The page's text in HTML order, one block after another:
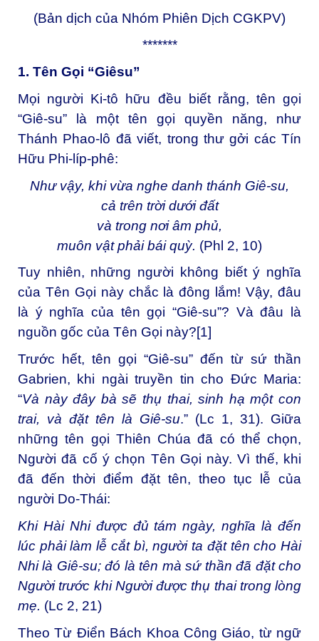
(Bản dịch của Nhóm Phiên Dịch CGKPV)
*******
1. Tên Gọi “Giêsu”
Mọi người Ki-tô hữu đều biết rằng, tên gọi
“Giê-su” là một tên gọi quyền năng, như
Thánh Phao-lô đã viết, trong thư gởi các Tín
Hữu Phi-líp-phê:
Như vậy, khi vừa nghe danh thánh Giê-su,
cả trên trời dưới đất
và trong nơi âm phủ,
muôn vật phải bái quỳ. (Phl 2, 10)
Tuy nhiên, những người không biết ý nghĩa
của Tên Gọi này chắc là đông lắm! Vậy, đâu
là ý nghĩa của tên gọi “Giê-su”? Và đâu là
nguồn gốc của Tên Gọi này?[1]
Trước hết, tên gọi “Giê-su” đến từ sứ thần
Gabrien, khi ngài truyền tin cho Đức Maria:
“Và này đây bà sẽ thụ thai, sinh hạ một con
trai, và đặt tên là Giê-su.” (Lc 1, 31). Giữa
những tên gọi Thiên Chúa đã có thể chọn,
Người đã cố ý chọn Tên Gọi này. Vì thế, khi
đã đến thời điểm đặt tên, theo tục lễ của
người Do-Thái:
Khi Hài Nhi được đủ tám ngày, nghĩa là đến
lúc phải làm lễ cắt bì, người ta đặt tên cho Hài
Nhi là Giê-su; đó là tên mà sứ thần đã đặt cho
Người trước khi Người được thụ thai trong lòng
mẹ. (Lc 2, 21)
Theo Từ Điển Bách Khoa Công Giáo, từ ngữ